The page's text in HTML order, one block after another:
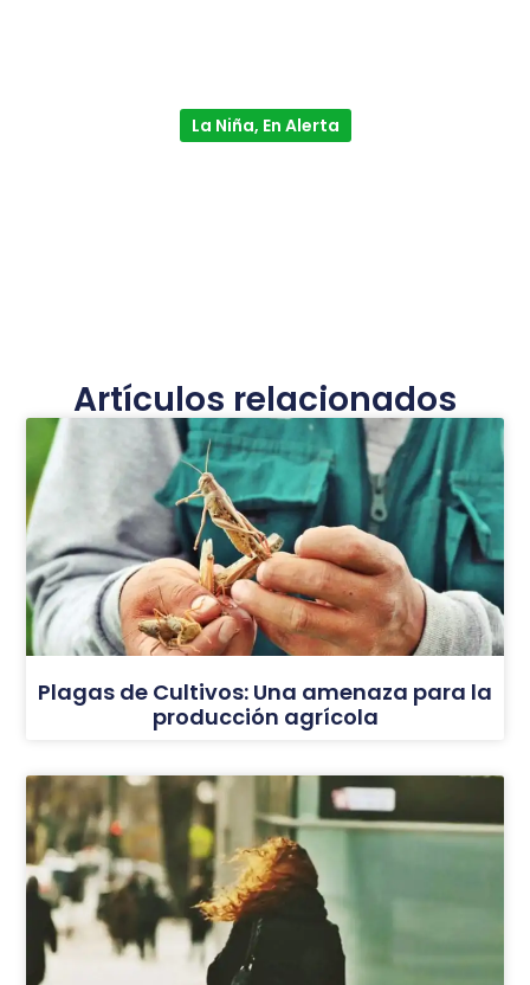
La Niña, En Alerta
Artículos relacionados
Plagas de Cultivos: Una amenaza para la
producción agrícola